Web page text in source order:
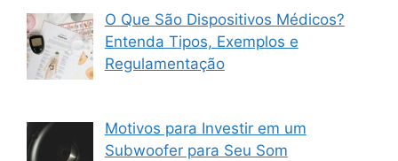
O Que São Dispositivos Médicos?
Entenda Tipos, Exemplos e
Regulamentação
Motivos para Investir em um
Subwoofer para Seu Som